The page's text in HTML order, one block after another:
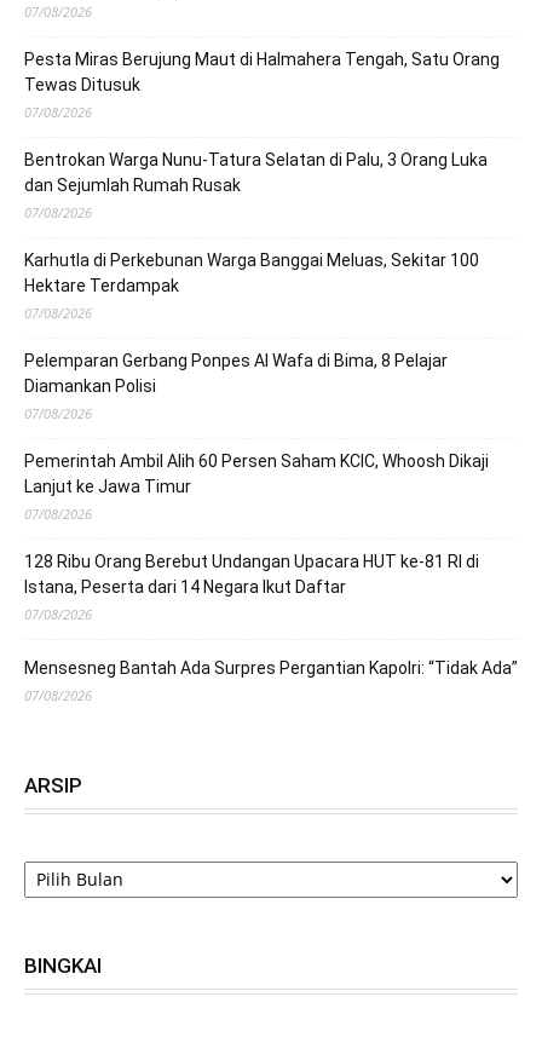
07/08/2026
Pesta Miras Berujung Maut di Halmahera Tengah, Satu Orang
Tewas Ditusuk
07/08/2026
Bentrokan Warga Nunu-Tatura Selatan di Palu, 3 Orang Luka
dan Sejumlah Rumah Rusak
07/08/2026
Karhutla di Perkebunan Warga Banggai Meluas, Sekitar 100
Hektare Terdampak
07/08/2026
Pelemparan Gerbang Ponpes Al Wafa di Bima, 8 Pelajar
Diamankan Polisi
07/08/2026
Pemerintah Ambil Alih 60 Persen Saham KCIC, Whoosh Dikaji
Lanjut ke Jawa Timur
07/08/2026
128 Ribu Orang Berebut Undangan Upacara HUT ke-81 RI di
Istana, Peserta dari 14 Negara Ikut Daftar
07/08/2026
Mensesneg Bantah Ada Surpres Pergantian Kapolri: “Tidak Ada”
07/08/2026
ARSIP
ARSIP
BINGKAI